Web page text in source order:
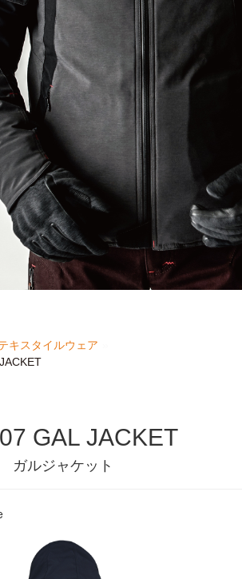
キスタイルウェア
GAL JACKET
ガルジャケット